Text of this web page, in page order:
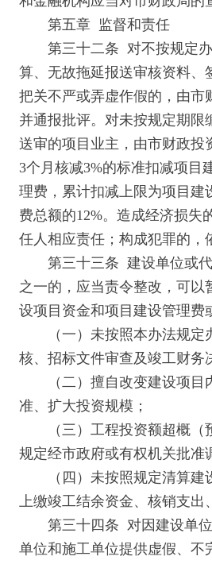
第五章 监督和责任
第三十二条 对不按规定办
算、无故拖延报送审核资料、
把关不严或弄虚作假的，由市
并通报批评。对未按规定期限
送审的项目业主，由市财政投
3个月核减3%的标准扣减项目
理费，累计扣减上限为项目建
费总额的12%。造成经济损失
任人相应责任；构成犯罪的，
第三十三条 建设单位或代
之一的，应当责令整改，可以
设项目资金和项目建设管理费
（一）未按照本办法规定
核、招标文件审查及竣工财务
（二）擅自改变建设项目
准、扩大投资规模；
（三）工程投资额超概（
规定经市政府或有权机关批准
（四）未按照规定清算建
上缴竣工结余资金、核销支出
第三十四条 对因建设单位
单位和施工单位提供虚假、不